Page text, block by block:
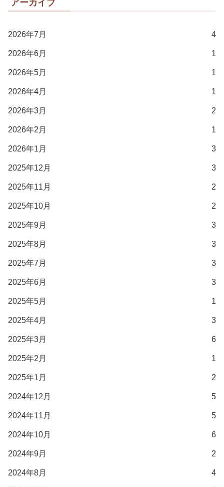
アーカイブ
2026年7月 4
2026年6月 1
2026年5月 1
2026年4月 1
2026年3月 2
2026年2月 1
2026年1月 3
2025年12月 3
2025年11月 2
2025年10月 2
2025年9月 3
2025年8月 3
2025年7月 3
2025年6月 3
2025年5月 1
2025年4月 3
2025年3月 6
2025年2月 1
2025年1月 2
2024年12月 5
2024年11月 5
2024年10月 6
2024年9月 2
2024年8月 4